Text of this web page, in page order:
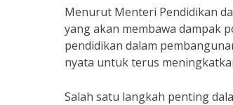
Menurut Menteri Pendidikan
yang akan membawa dampak
pendidikan dalam
nyata untuk terus
Salah satu langkah penting